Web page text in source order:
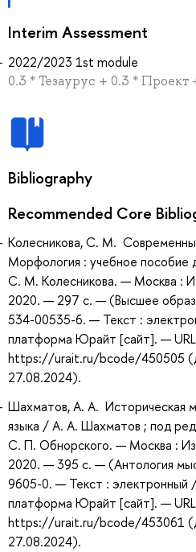
Interim Assessment
2022/2023 1st module
0.3 * Тезаурус + 0.3 * Проект
Bibliography
Recommended Core
Колесникова, С. М.
Морфология : учебное пособие
С. М. Колесникова. — Москва :
2020. — 297 с. — (Высшее
534-00535-6. — Текст :
платформа Юрайт [сайт]. —
https://urait.ru/bcode/450505
27.08.2024).
Шахматов, А. А. Историческая
языка / А. А. Шахматов ; под
С. П. Обнорского. — Москва :
2020. — 395 с. — (Антология
9605-0. — Текст : электронный
платформа Юрайт [сайт]. —
https://urait.ru/bcode/453061
27.08.2024).